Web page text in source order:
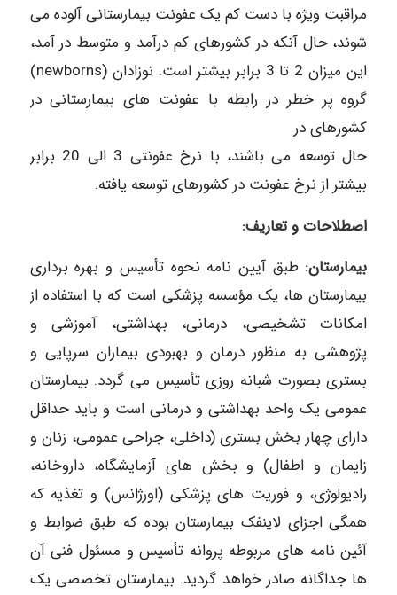
مراقبت ویژه با دست کم یک عفونت بیمارستانی آلوده می
شوند، حال آنکه در کشورهای کم درآمد و متوسط در آمد،
این میزان 2 تا 3 برابر بیشتر است. نوزادان (newborns)
گروه پر خطر در رابطه با عفونت های بیمارستانی در
کشورهای در
حال توسعه می باشند، با نرخ عفونتی 3 الی 20 برابر
بیشتر از نرخ عفونت در کشورهای توسعه یافته.
اصطلاحات و تعاریف:
بیمارستان: طبق آیین نامه نحوه تأسیس و بهره برداری
بیمارستان ها، یک مؤسسه پزشکی است که با استفاده از
امکانات تشخیصی، درمانی، بهداشتی، آموزشی و
پژوهشی به منظور درمان و بهبودی بیماران سرپایی و
بستری بصورت شبانه روزی تأسیس می گردد. بیمارستان
عمومی یک واحد بهداشتی و درمانی است و باید حداقل
دارای چهار بخش بستری (داخلی، جراحی عمومی، زنان و
زایمان و اطفال) و بخش های آزمایشگاه، داروخانه،
رادیولوژی، و فوریت های پزشکی (اورژانس) و تغذیه که
همگی اجزای لاینفک بیمارستان بوده که طبق ضوابط و
آئین نامه های مربوطه پروانه تأسیس و مسئول فنی آن
ها جداگانه صادر خواهد گردید. بیمارستان تخصصی یک